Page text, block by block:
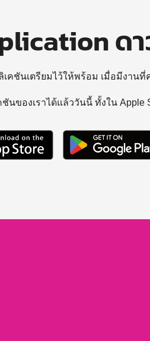
ด
คชันเตรียมไว้ให้พร้อม เมื่อมีงาน
นของเราได้แล้ววันนี้ ทั้งใน Apple